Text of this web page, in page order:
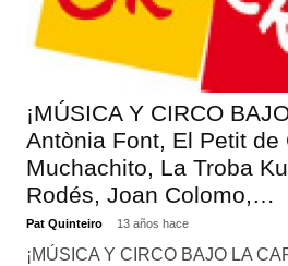
¡MÚSICA Y CIRCO
Antònia Font, El Petit de
Muchachito, La Troba
Rodés, Joan Colomo,…
Pat Quinteiro 13 años hace
¡MÚSICA Y CIRCO BAJO LA